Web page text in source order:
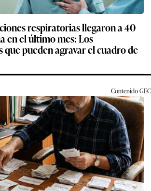
respiratorias llegaron a 40
en el último mes: Los
pueden agravar el cuadro de
ContenidoGEC